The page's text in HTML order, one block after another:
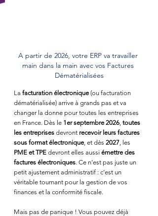
A partir de 2026, votre ERP va travailler
main dans la main avec vos Factures
Dématérialisées
La facturation électronique (ou facturation
dématérialisée) arrive à grands pas et va
changer la donne pour toutes les entreprises
en France. Dès le 1er septembre 2026, toutes
les entreprises devront recevoir leurs factures
sous format électronique, et dès 2027, les
PME et TPE devront elles aussi émettre des
factures électroniques. Ce n’est pas juste un
petit ajustement administratif : c’est un
véritable tournant pour la gestion de vos
finances et la conformité fiscale.
Mais pas de panique ! Vous pouvez déjà